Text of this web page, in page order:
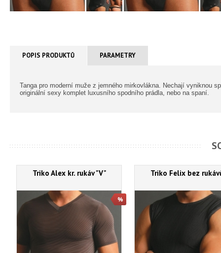
POPIS PRODUKTŮ PARAMETRY
Tanga pro moderní muže z jemného mirkovlákna. Nechají vyniknou
originální sexy komplet luxusního spodního prádla, nebo na spaní.
Triko Alex kr. rukáv "V" Triko Felix bez